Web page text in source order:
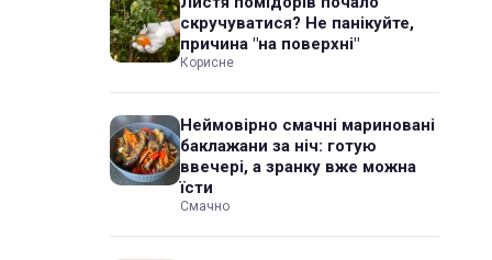
скручуватися? Не панікуйте,
причина "на поверхні"
Корисне
Неймовірно смачні мариновані
баклажани за ніч: готую
ввечері, а зранку вже можна
їсти
Смачно